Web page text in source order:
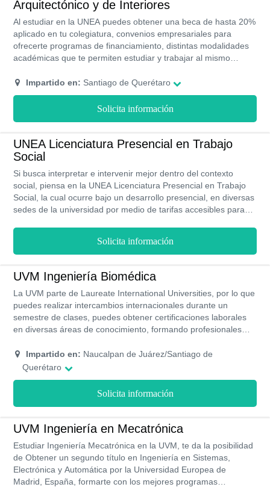
Arquitectónico y de Interiores
Al estudiar en la UNEA puedes obtener una beca de hasta 20%
aplicado en tu colegiatura, convenios empresariales para
ofrecerte programas de financiamiento, distintas modalidades
académicas que te permiten estudiar y trabajar al mismo
discusión de los contenidos de aprendizaje, acompañamiento
al estudiante mediante cursos nivelación, regularización y
tutorías. diferentes formas de titulación y la opción de obtener
un doble grado académico en 8 meses, todos con validez y
Impartido en: Santiago de Querétaro
Solicita información
UNEA Licenciatura Presencial en Trabajo
Social
Si busca interpretar e intervenir mejor dentro del contexto
social, piensa en la UNEA Licenciatura Presencial en Trabajo
Social, la cual ocurre bajo un desarrollo presencial, en diversas
sedes de la universidad por medio de tarifas accesibles para
Solicita información
UVM Ingeniería Biomédica
La UVM parte de Laureate International Universities, por lo que
puedes realizar intercambios internacionales durante un
semestre de clases, puedes obtener certificaciones laborales
en diversas áreas de conocimiento, formando profesionales
campo laboral de su competencia, los programas académicos
tiene validez oficial y reconocimiento de la más alta calidad
Impartido en: Naucalpan de Juárez/Santiago de
Querétaro
Solicita información
UVM Ingeniería en Mecatrónica
Estudiar Ingeniería Mecatrónica en la UVM, te da la posibilidad
de Obtener un segundo título en Ingeniería en Sistemas,
Electrónica y Automática por la Universidad Europea de
Madrid, España, formarte con los mejores programas